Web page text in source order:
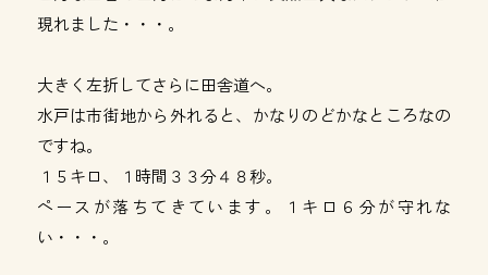
現れました・・・。
大きく左折してさらに田舎道へ。
水戸は市街地から外れると、かなりのどかなところなの
ですね。
１５キロ、１時間３３分４８秒。
ペースが落ちてきています。１キロ６分が守れな
い・・・。